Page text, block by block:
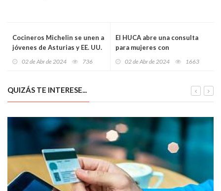
Cocineros Michelin se unen a
jóvenes de Asturias y EE. UU.
02 de Abr de 2024 736
El HUCA abre una consulta
para mujeres con
02 de Abr de 2024 1663
QUIZÁS TE INTERESE...